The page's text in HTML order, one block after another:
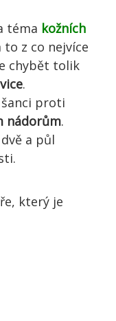
téma kožních
z co nejvíce
chybět tolik
.
proti
nádorům.
a půl
který je